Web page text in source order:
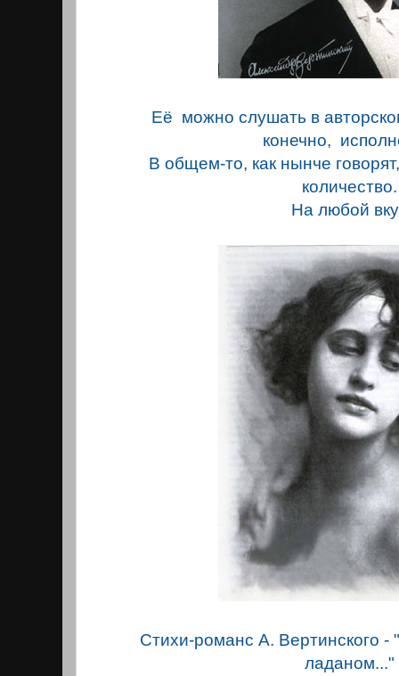
Её можно слушать в
конечно,
В общем-то, как нынче
кол
На любой
Стихи-романс А. Вертинского
ладаном..."